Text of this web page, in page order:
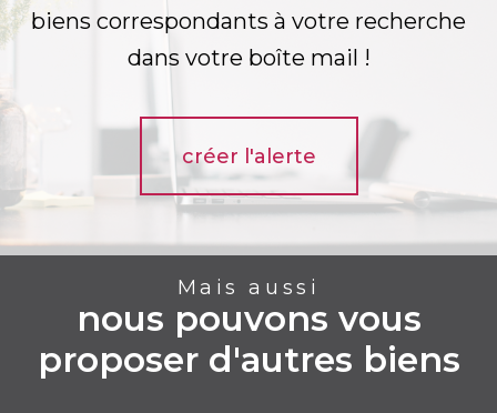
biens correspondants à votre recherche
dans votre boîte mail !
créer l'alerte
Mais aussi
nous pouvons vous
proposer d'autres biens